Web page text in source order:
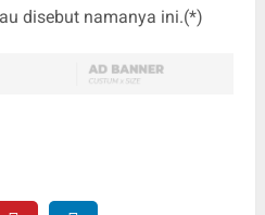
disebut namanya ini.(*)